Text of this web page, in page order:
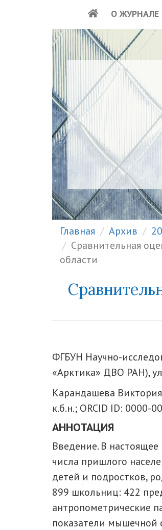
О ЖУРНАЛЕ
Главная Архив
Сравнительная
области
ФГБУН Научно-
«Арктика» ДВО РАН),
Карандашева
к.б.н.; ORCID ID:
АННОТАЦИЯ
Введение. В
числа пришлого
детей и подростков,
899 школьниц: 422
антропометрические
показатели мышечной